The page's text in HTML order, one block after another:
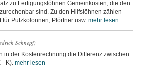
zu Fertigungslöhnen Gemeinkosten, die den
sind. Zu den Hilfslöhnen zählen
Putzkolonnen, Pförtner usw. mehr lesen
Schnepf)
in der Kostenrechnung die Differenz zwischen
K). mehr lesen